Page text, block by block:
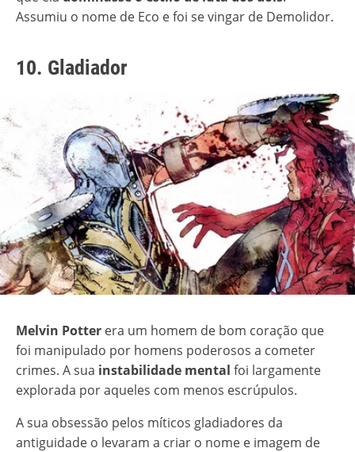
Assumiu o nome de Eco e foi se vingar de Demolidor.
10. Gladiador
Melvin Potter era um homem de bom coração que
foi manipulado por homens poderosos a cometer
crimes. A sua instabilidade mental foi largamente
explorada por aqueles com menos escrúpulos.
A sua obsessão pelos míticos gladiadores da
antiguidade o levaram a criar o nome e imagem de